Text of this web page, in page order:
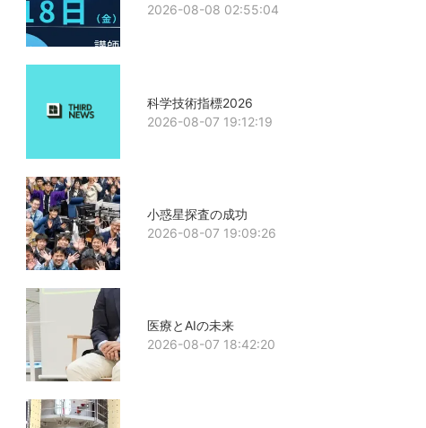
2026-08-08 02:55:04
科学技術指標2026
2026-08-07 19:12:19
小惑星探査の成功
2026-08-07 19:09:26
医療とAIの未来
2026-08-07 18:42:20